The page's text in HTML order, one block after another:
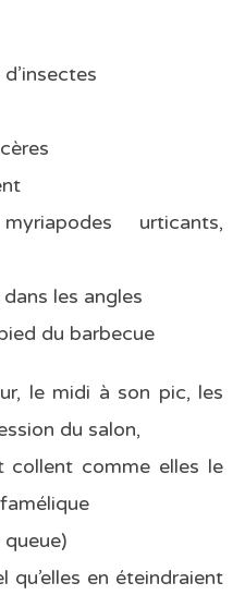
urticants,
les angles
du barbecue
le midi à son pic, les
du salon,
collent comme elles le
en éteindraient